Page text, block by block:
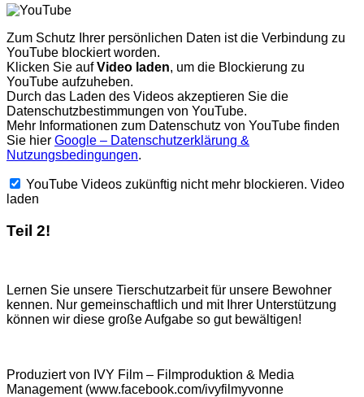
Zum Schutz Ihrer persönlichen Daten ist die Verbindung zu
YouTube blockiert worden.
Klicken Sie aufVideo laden, um die Blockierung zu
YouTube aufzuheben.
Durch das Laden des Videos akzeptieren Sie die
Datenschutzbestimmungen von YouTube.
Mehr Informationen zum Datenschutz von YouTube finden
Sie hier Google – Datenschutzerklärung &
Nutzungsbedingungen.
YouTube Videos zukünftig nicht mehr blockieren. Video
laden
Teil 2!
Lernen Sie unsere Tierschutzarbeit für unsere Bewohner
kennen. Nur gemeinschaftlich und mit Ihrer Unterstützung
können wir diese große Aufgabe so gut bewältigen!
Produziert von IVY Film – Filmproduktion & Media
Management (www.facebook.com/ivyfilmyvonne